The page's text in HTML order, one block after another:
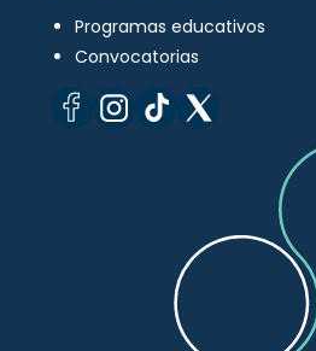
Programas educativos
Convocatorias